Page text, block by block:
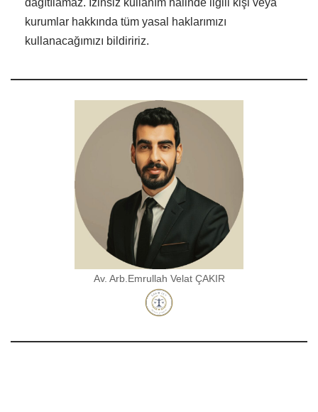
kurumlar hakkında tüm yasal haklarımızı
kullanacağımızı bildiririz.
Av. Arb.Emrullah Velat ÇAKIR